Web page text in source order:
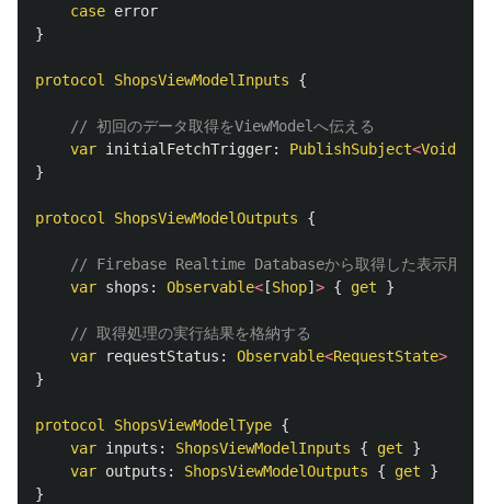
case error
}
protocol ShopsViewModelInputs {
// 初回のデータ取得をViewModelへ伝える
var initialFetchTrigger: PublishSubject<Void
}
protocol ShopsViewModelOutputs {
// Firebase Realtime Databaseから取得した表示用デー
var shops : Observable< [Shop] > { get }
// 取得処理の実行結果を格納する
var
requestStatus : Observable<RequestState>
}
protocol ShopsViewModelType {
var inputs : ShopsViewModelInputs { get
}
var outputs : ShopsViewModelOutputs { get
}
}